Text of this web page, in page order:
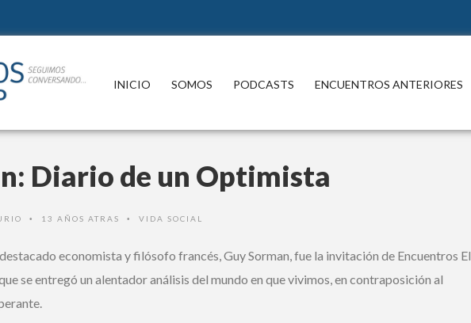
INICIO SOMOS PODCASTS ENCUENTROS ANTERIORES
Diario de un Optimista
• 13 AÑOS ATRAS • VIDA SOCIAL
economista y filósofo francés, Guy Sorman, fue la invitación de Encuentros El
se entregó un alentador análisis del mundo en que vivimos, en contraposición al